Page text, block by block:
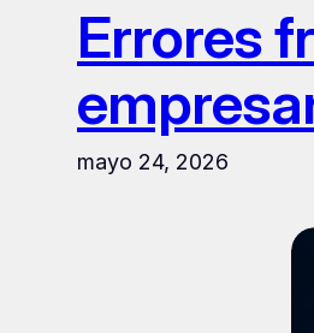
Errores
mayo 24, 2026